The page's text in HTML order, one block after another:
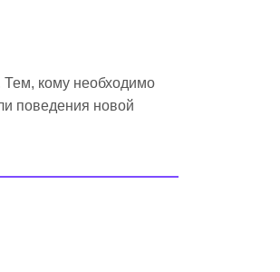
кому необходимо
поведения новой